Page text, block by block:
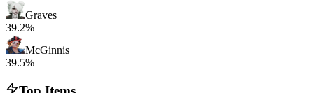
Graves
39.2%
McGinnis
39.5%